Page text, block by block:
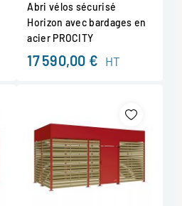
Abri vélos sécurisé
Horizon avec bardages en
acier PROCITY
17 590,00 € HT